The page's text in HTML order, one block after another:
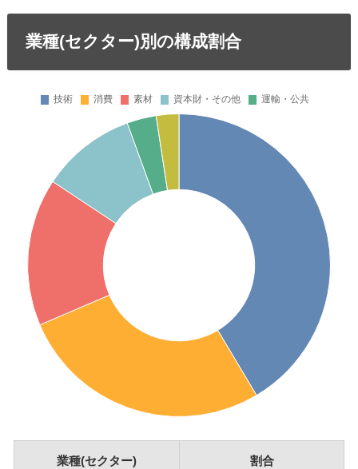
業種(セクター)別の構成割合
業種(セクター) 割合